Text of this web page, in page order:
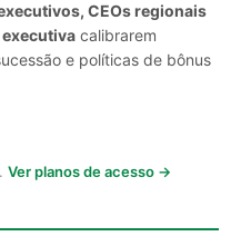
CEOs regionais
calibrarem
e políticas de bônus
Ver planos de acesso →